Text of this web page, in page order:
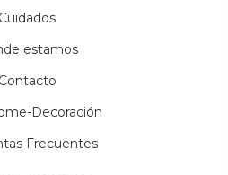
Cuidados
estamos
Contacto
Decoración
Frecuentes